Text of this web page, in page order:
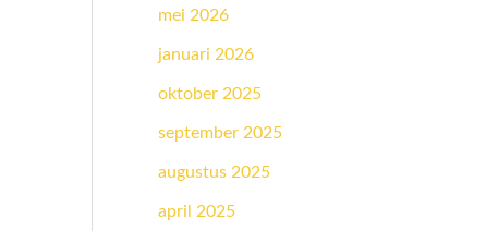
mei 2026
januari 2026
oktober 2025
september 2025
augustus 2025
april 2025